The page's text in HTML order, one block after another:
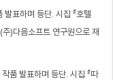
표하며 등단. 시집 『호텔
(주)다음소프트 연구원으로 재
품 발표하며 등단. 시집 『따